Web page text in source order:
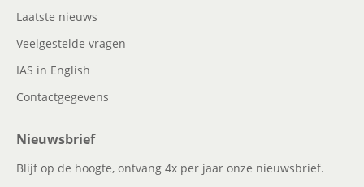
Laatste nieuws
Veelgestelde vragen
IAS in English
Contactgegevens
Nieuwsbrief
Blijf op de hoogte, ontvang 4x per jaar onze nieuwsbrief.